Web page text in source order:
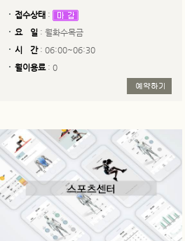
접수상태 :
요 일 : 월화수목금
시 간: 06:00~06:30
월이용료: 0